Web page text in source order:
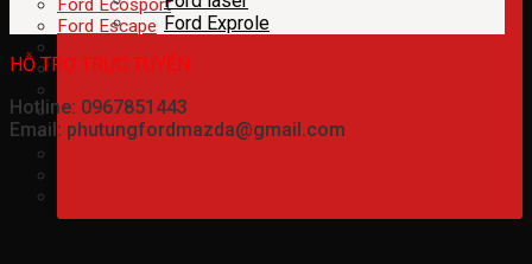
Ford Ecosport
Ford Escape
Ford Focus
Ford Modeo
Ford Transit
Ford Exprole
HỖ TRỢ TRỰC TUYẾN
Hotline: 0967851443
Email: phutungfordmazda@gmail.com